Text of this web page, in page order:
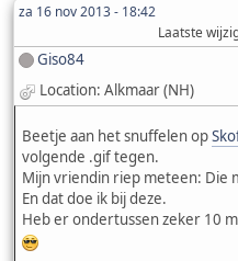
za 16 nov 2013 - 18:42
Laatste
Giso84
Location: Alkmaar (NH)
Beetje aan het snuffelen op
volgende .gif tegen.
Mijn vriendin riep meteen: Die
En dat doe ik bij deze.
Heb er ondertussen zeker 10